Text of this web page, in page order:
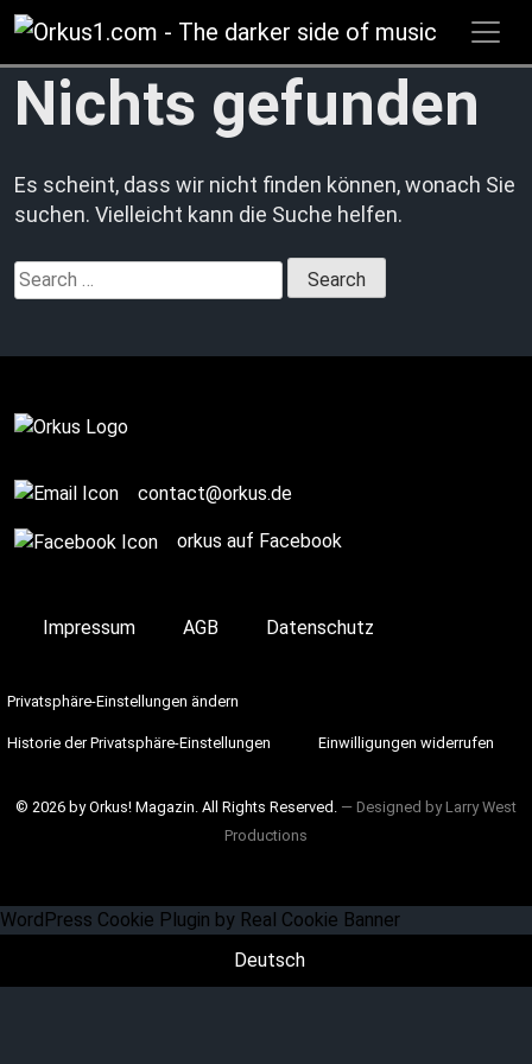
Zum
Inhalt
springen
Nichts gefunden
Es scheint, dass wir nicht finden können, wonach Sie
suchen. Vielleicht kann die Suche helfen.
Search
for:
contact@orkus.de
orkus auf Facebook
Impressum AGB Datenschutz
Privatsphäre-Einstellungen ändern
Historie der Privatsphäre-Einstellungen Einwilligungen widerrufen
© 2026 by Orkus! Magazin. All Rights Reserved. ― Designed by Larry West
Productions
WordPress Cookie Plugin by Real Cookie Banner
Deutsch